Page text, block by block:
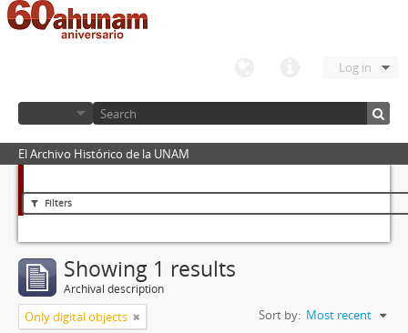
Log in
El Archivo Histórico de la UNAM
Filters
Showing 1 results
Archival description
Only digital objects Sort by: Most recent